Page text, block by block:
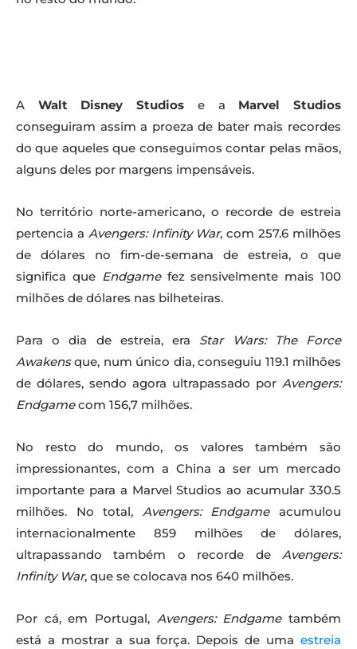
A Walt Disney Studios e a Marvel Studios
conseguiram assim a proeza de bater mais recordes
do que aqueles que conseguimos contar pelas mãos,
alguns deles por margens impensáveis.
No território norte-americano, o recorde de estreia
pertencia a Avengers: Infinity War, com 257.6 milhões
de dólares no fim-de-semana de estreia, o que
significa que Endgamefez sensivelmente mais 100
milhões de dólares nas bilheteiras.
Para o dia de estreia, era Star Wars: The Force
Awakensque, num único dia, conseguiu 119.1 milhões
de dólares, sendo agora ultrapassado por Avengers:
Endgamecom 156,7 milhões.
No resto do mundo, os valores também são
impressionantes, com a China a ser um mercado
importante para a Marvel Studios ao acumular 330.5
milhões. No total, Avengers: Endgameacumulou
internacionalmente 859 milhões de dólares,
ultrapassando também o recorde de Avengers:
Infinity War, que se colocava nos 640 milhões.
Por cá, em Portugal, Avengers: Endgametambém
está a mostrar a sua força. Depois de uma estreia